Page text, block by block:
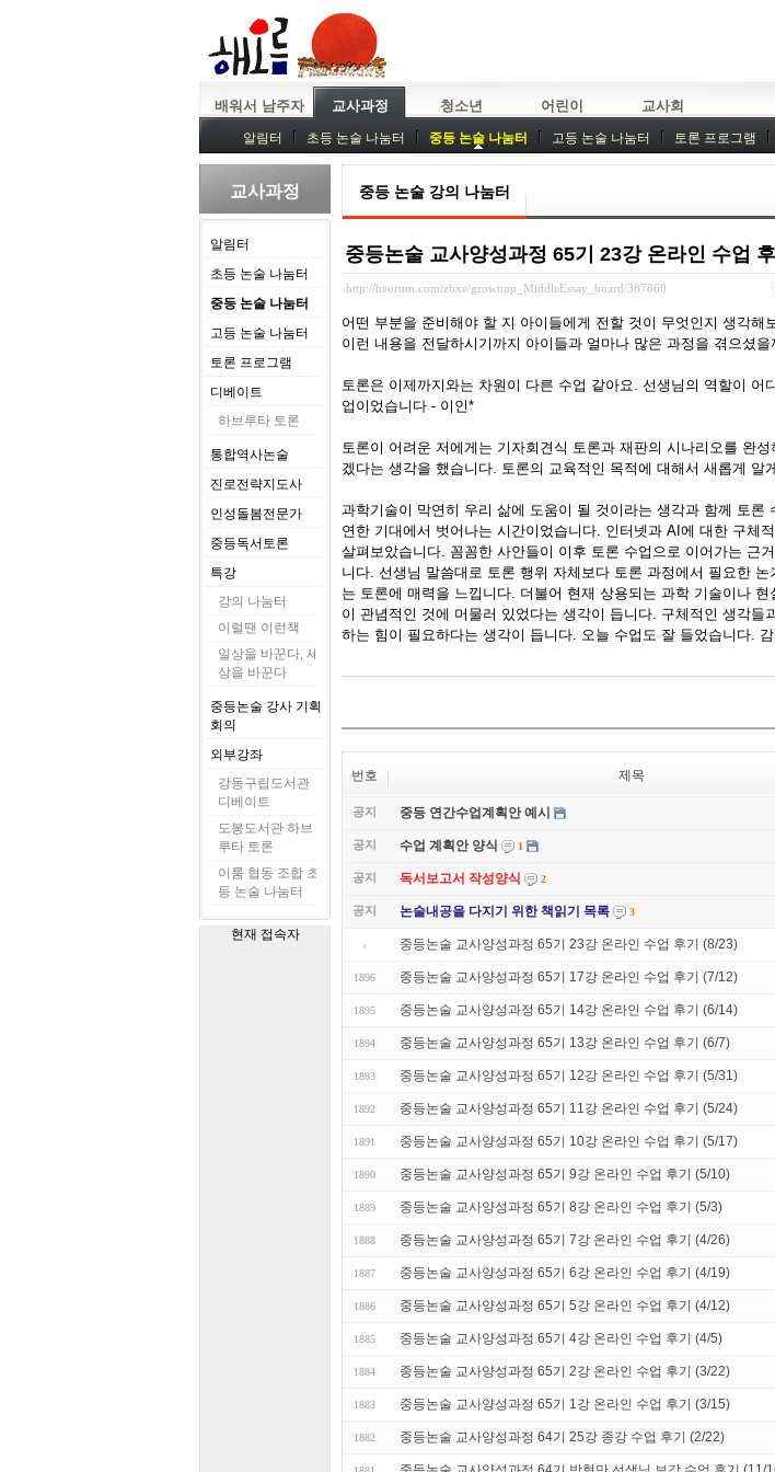
배워서 남주자 교사과정 청소년 어린이 교사회
알림터 초등 논술 나눔터 중등 논술 나눔터 고등 논술 나눔터 토론 프로그램
중등독서토론
특강 중등논술 강사 기획회의 외부강좌
교사과정
알림터
초등 논술 나눔터
중등 논술 나눔터
고등 논술 나눔터
토론 프로그램
디베이트
하브루타 토론
통합역사논술
진로전략지도사
인성돌봄전문가
중등독서토론
특강
강의 나눔터
이럴땐 이런책
일상을 바꾼다, 세
상을 바꾼다
중등논술 강사 기획
회의
외부강좌
강동구립도서관
디베이트
도봉도서관 하브
루타 토론
이룸 협동 조합 초
등 논술 나눔터
현재 접속자
중등 논술 강의 나눔터
중등논술 교사양성과정 65기 23강 온라인 수업
http://heorum.com/zbxe/grownup_MiddleEssay_board/387860
어떤 부분을 준비해야 할 지 아이들에게 전할 것이 무엇인지 생각해
이런 내용을 전달하시기까지 아이들과 얼마나 많은 과정을 겪으셨
토론은 이제까지와는 차원이 다른 수업 같아요. 선생님의 역할이 어
업이었습니다 - 이인*
토론이 어려운 저에게는 기자회견식 토론과 재판의 시나리오를 완
겠다는 생각을 했습니다. 토론의 교육적인 목적에 대해서 새롭게 알
과학기술이 막연히 우리 삶에 도움이 될 것이라는 생각과 함께 토론
연한 기대에서 벗어나는 시간이었습니다. 인터넷과 AI에 대한 구체
살펴보았습니다. 꼼꼼한 사안들이 이후 토론 수업으로 이어가는 근
니다. 선생님 말씀대로 토론 행위 자체보다 토론 과정에서 필요한
는 토론에 매력을 느낍니다. 더불어 현재 상용되는 과학 기술이나
이 관념적인 것에 머물러 있었다는 생각이 듭니다. 구체적인 생각들
하는 힘이 필요하다는 생각이 듭니다. 오늘 수업도 잘 들었습니다.
번호 제목
공지 중등 연간수업계획안 예시
공지 수업 계획안 양식 1
공지 독서보고서 작성양식 2
공지 논술내공을 다지기 위한 책읽기 목록 3
중등논술 교사양성과정 65기 23강 온라인 수업 후기 (8/23)
1896 중등논술 교사양성과정 65기 17강 온라인 수업 후기 (7/12)
1895 중등논술 교사양성과정 65기 14강 온라인 수업 후기 (6/14)
1894 중등논술 교사양성과정 65기 13강 온라인 수업 후기 (6/7)
1893 중등논술 교사양성과정 65기 12강 온라인 수업 후기 (5/31)
1892 중등논술 교사양성과정 65기 11강 온라인 수업 후기 (5/24)
1891 중등논술 교사양성과정 65기 10강 온라인 수업 후기 (5/17)
1890 중등논술 교사양성과정 65기 9강 온라인 수업 후기 (5/10)
1889 중등논술 교사양성과정 65기 8강 온라인 수업 후기 (5/3)
1888 중등논술 교사양성과정 65기 7강 온라인 수업 후기 (4/26)
1887 중등논술 교사양성과정 65기 6강 온라인 수업 후기 (4/19)
1886 중등논술 교사양성과정 65기 5강 온라인 수업 후기 (4/12)
1885 중등논술 교사양성과정 65기 4강 온라인 수업 후기 (4/5)
1884 중등논술 교사양성과정 65기 2강 온라인 수업 후기 (3/22)
1883 중등논술 교사양성과정 65기 1강 온라인 수업 후기 (3/15)
1882 중등논술 교사양성과정 64기 25강 종강 수업 후기 (2/22)